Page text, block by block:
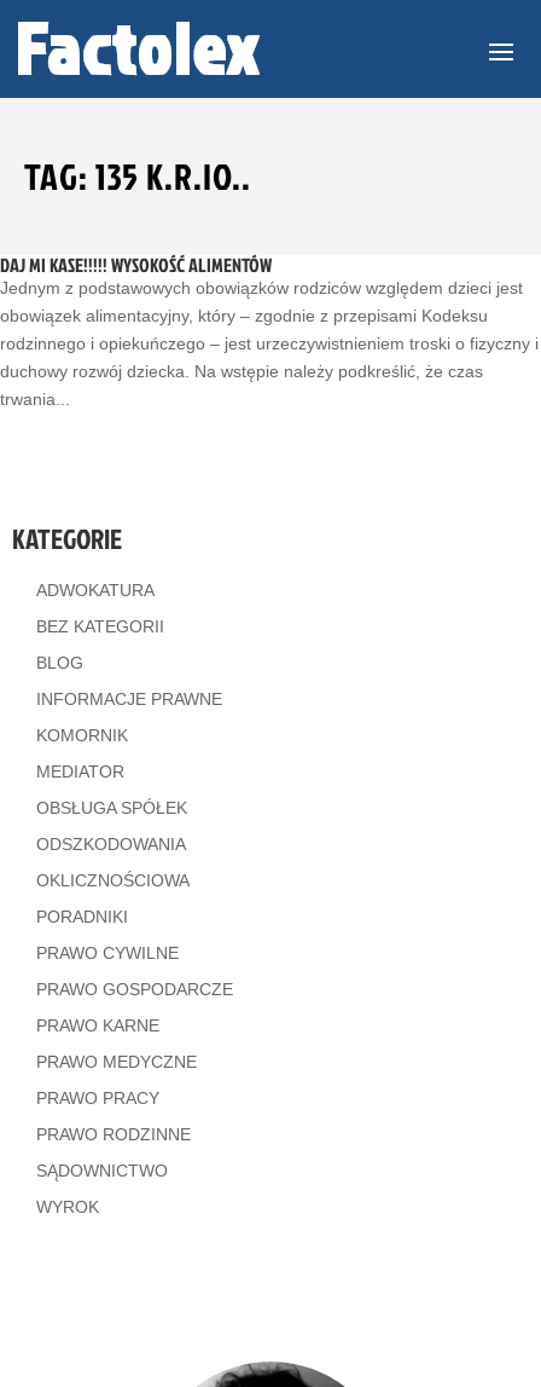
TAG: 135 K.R.IO..
DAJ MI KASE!!!!! WYSOKOŚĆ ALIMENTÓW
Jednym z podstawowych obowiązków rodziców względem dzieci jest
obowiązek alimentacyjny, który – zgodnie z przepisami Kodeksu
rodzinnego i opiekuńczego – jest urzeczywistnieniem troski o fizyczny i
duchowy rozwój dziecka. Na wstępie należy podkreślić, że czas
trwania...
KATEGORIE
ADWOKATURA
BEZ KATEGORII
BLOG
INFORMACJE PRAWNE
KOMORNIK
MEDIATOR
OBSŁUGA SPÓŁEK
ODSZKODOWANIA
OKLICZNOŚCIOWA
PORADNIKI
PRAWO CYWILNE
PRAWO GOSPODARCZE
PRAWO KARNE
PRAWO MEDYCZNE
PRAWO PRACY
PRAWO RODZINNE
SĄDOWNICTWO
WYROK